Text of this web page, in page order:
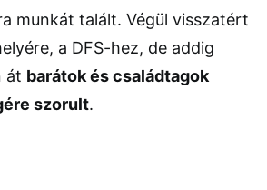
munkát talált. Végül visszatért
a DFS-hez, de addig
át barátok és családtagok
szorult.